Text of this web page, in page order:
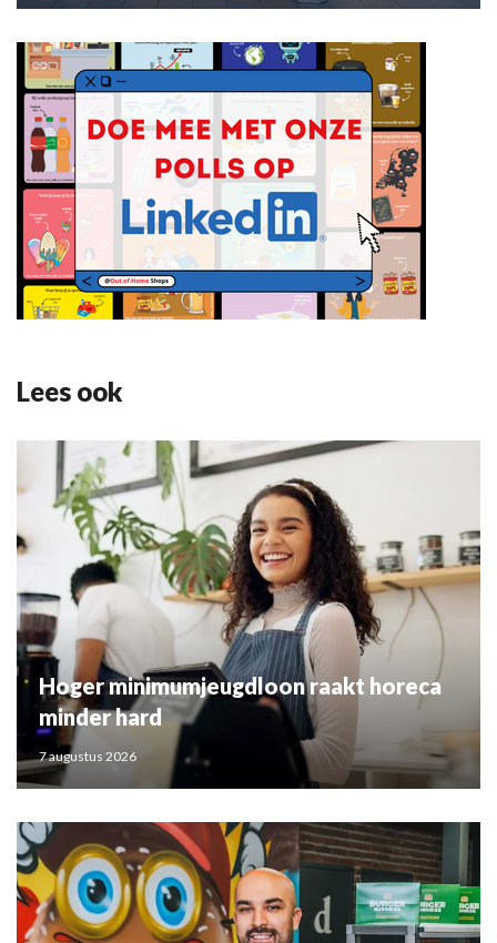
Lees ook
Hoger minimumjeugdloon raakt horeca
minder hard
7 augustus 2026